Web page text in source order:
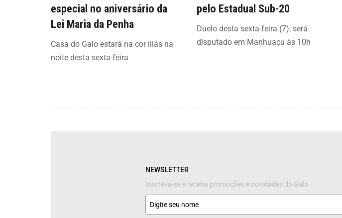
especial no aniversário da
Lei Maria da Penha
Casa do Galo estará na cor lilás na
noite desta sexta-feira
pelo Estadual Sub-20
Duelo desta sexta-feira (7), será
disputado em Manhuaçu às 10h
NEWSLETTER
Inscreva-se e receba promoções e novidades do Galo